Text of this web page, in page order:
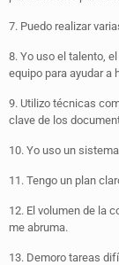
7. Puedo realizar
8. Yo uso el talento,
equipo para ayudar a
9. Utilizo técnicas
clave de los
10. Yo uso un
11. Tengo un plan
12. El volumen de la
me abruma.
13. Demoro tareas